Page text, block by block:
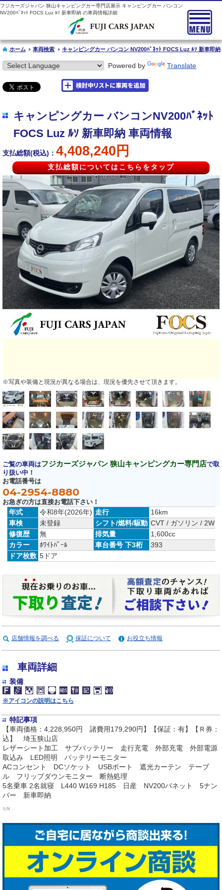
フジカーズジャパン 狭山キャンピングカー専門店展示 キャンピングカー バンコン
NV200ﾊﾞﾈｯﾄ FOCS Luz ﾙｿ 新車即納 の車両情報詳細
ホーム 車両検索 キャンピングカー バンコン NV200ﾊﾞﾈｯﾄ FOCS Luz ﾙｿ 新車即納
Powered by Translate
キャンピングカー バンコンNV200ﾊﾞﾈｯﾄ
FOCS Luz ﾙｿ 新車即納 車両情報
支払総額(税込)： 4,408,240円
支払総額についてはこちらをタップ
年式 令和8年(2026年) 走行
16km
車検
未登録 シフト/燃料/駆動 CVT / ガソリン / 2WD
修復歴
無 排気量
1,600cc
カラー
ﾎﾜｲﾄﾊﾟｰﾙ 車台番号 下3桁
393
ドア枚数 5ドア
ご覧の車両はフジカーズジャパン 狭山キャンピングカー専門店で取
り扱い中！
お電話番号は
04-2954-8880
お急ぎの方は直接お電話下さい！
※写真や装備と現況が異なる場合は、現況を優先させて頂きます。
店舗情報を調べる 保証について お役立ち情報
車両詳細
装備
※アイコンの説明はこちら
特記事項
【車両価格：4,228,950円 諸費用179,290円】【保証：有】【Ｒ券：
込】 埼玉狭山店
レザーシート加工 サブバッテリー 走行充電 外部充電 外部電源
取込み LED照明 バッテリーモニター
ACコンセント DCソケット USBポート 遮光カーテン テーブ
ル フリップダウンモニター 断熱処理
5名乗車 2名就寝 L440 W169 H185 日産 NV200バネット 5ナン
バー 新車即納